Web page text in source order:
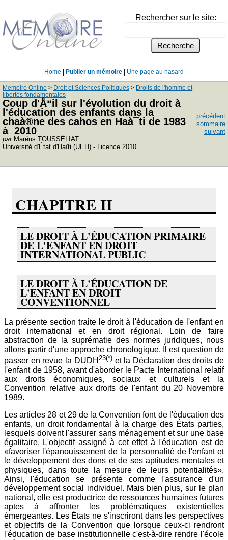
Rechercher sur le site:
Home Publier un mémoire Une page au hasard
Memoire Online > Droit et Sciences Politiques > Droits de l'homme et
libertés fondamentales
Coup d'Å“il sur l'évolution du droit à
l'éducation des enfants dans la
chaà®ne des cahos en Haà¯ti de 1983
à 2010
parMaréus TOUSSÉLIAT
Université d'État d'Haïti (UEH) - Licence 2010
précédent
sommaire
suivant
CHAPITRE II
LE DROIT À L'ÉDUCATION PRIMAIRE
DE L'ENFANT EN DROIT
INTERNATIONAL PUBLIC
LE DROIT À L'ÉDUCATION DE
L'ENFANT EN DROIT
CONVENTIONNEL
La présente section traite le droit à l'éducation de l'enfant en
droit international et en droit régional. Loin de faire
abstraction de la suprématie des normes juridiques, nous
allons partir d'une approche chronologique. Il est question de
passer en revue la DUDH 23(*)et la Déclaration des droits de
l'enfant de 1958, avant d'aborder le Pacte International relatif
aux droits économiques, sociaux et culturels et la
Convention relative aux droits de l'enfant du 20 Novembre
1989.
Les articles 28 et 29 de la Convention font de l'éducation des
enfants, un droit fondamental à la charge des États parties,
lesquels doivent l'assurer sans ménagement et sur une base
égalitaire. L'objectif assigné à cet effet à l'éducation est de
«favoriser l'épanouissement de la personnalité de l'enfant et
le développement des dons et de ses aptitudes mentales et
physiques, dans toute la mesure de leurs potentialités».
Ainsi, l'éducation se présente comme l'assurance d'un
développement social individuel. Mais bien plus, sur le plan
national, elle est productrice de ressources humaines futures
aptes à affronter les problématiques existentielles
émergeantes. Les États ne s'inscriront dans les perspectives
et objectifs de la Convention que lorsque ceux-ci rendront
l'éducation de base institutionnelle c'est-à-dire rendre l'école